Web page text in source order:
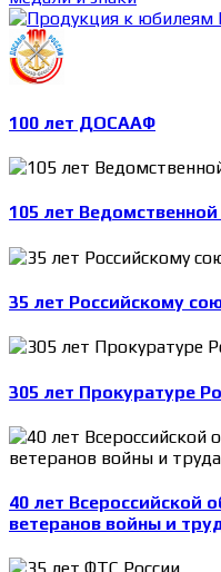
100 лет ДОСААФ
105 лет
35 лет Российскому
305 лет Прокуратуре
40 лет Всероссийской
ветеранов войны и